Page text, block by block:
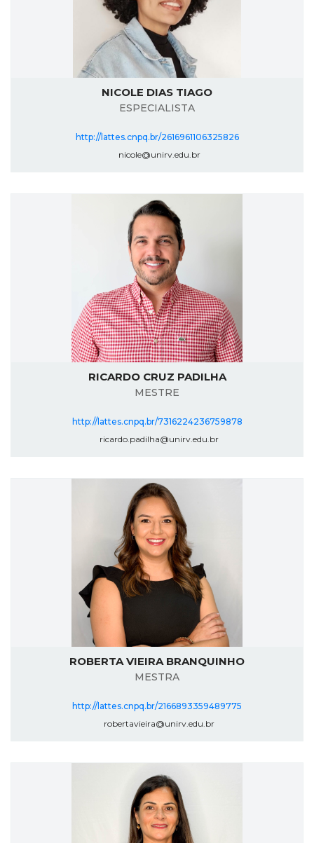
NICOLE DIAS TIAGO
ESPECIALISTA
http://lattes.cnpq.br/2616961106325826
nicole@unirv.edu.br
RICARDO CRUZ PADILHA
MESTRE
http://lattes.cnpq.br/7316224236759878
ricardo.padilha@unirv.edu.br
ROBERTA VIEIRA BRANQUINHO
MESTRA
http://lattes.cnpq.br/2166893359489775
robertavieira@unirv.edu.br